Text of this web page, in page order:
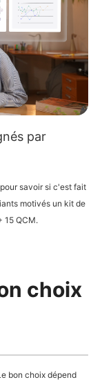
par
savoir si c'est fait
motivés un kit de
15 QCM.
choix
bon choix dépend